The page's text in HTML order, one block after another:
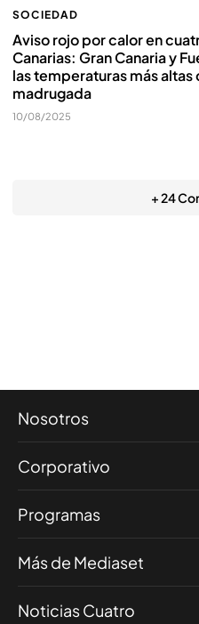
SOCIEDAD
Aviso rojo por calor en
Canarias: Gran Canaria y
las temperaturas más altas
madrugada
10/08/2025
+ 24
Nosotros
Corporativo
Programas
Más de Mediaset
Noticias Cuatro